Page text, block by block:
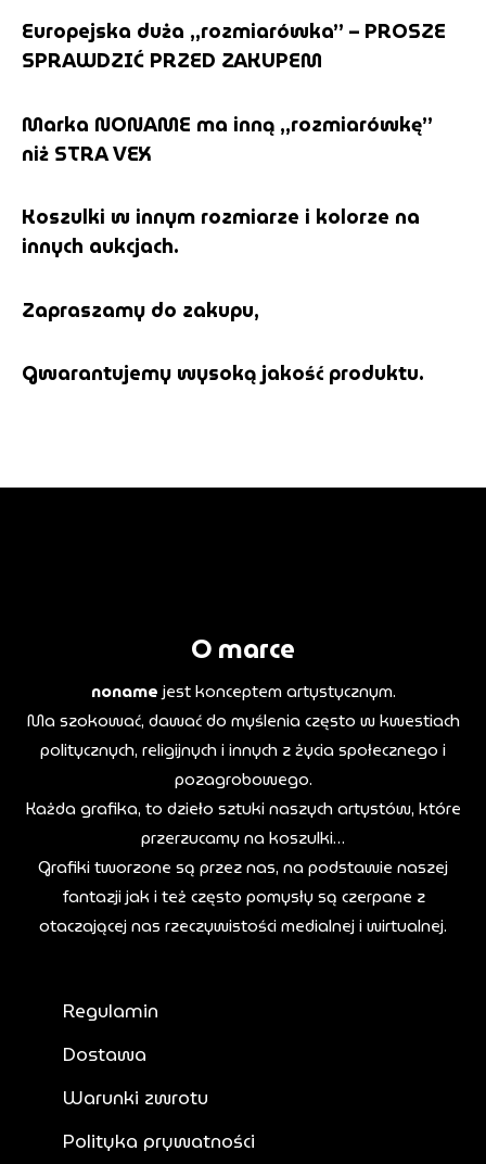
Europejska duża „rozmiarówka” – PROSZE
SPRAWDZIĆ PRZED ZAKUPEM
Marka NONAME ma inną „rozmiarówkę”
niż STRA VEX
Koszulki w innym rozmiarze i kolorze na
innych aukcjach.
Zapraszamy do zakupu,
Gwarantujemy wysoką jakość produktu.
O marce
noname jest konceptem artystycznym.
Ma szokować, dawać do myślenia często w kwestiach
politycznych, religijnych i innych z życia społecznego i
pozagrobowego.
Każda grafika, to dzieło sztuki naszych artystów, które
przerzucamy na koszulki…
Grafiki tworzone są przez nas, na podstawie naszej
fantazji jak i też często pomysły są czerpane z
otaczającej nas rzeczywistości medialnej i wirtualnej.
Regulamin
Dostawa
Warunki zwrotu
Polityka prywatności